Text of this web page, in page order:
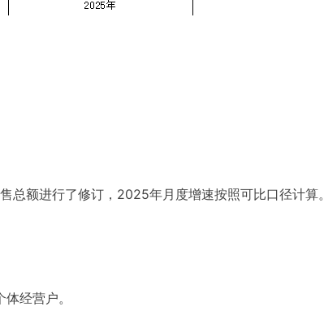
额进行了修订，2025年月度增速按照可比口径计算。
经营户。